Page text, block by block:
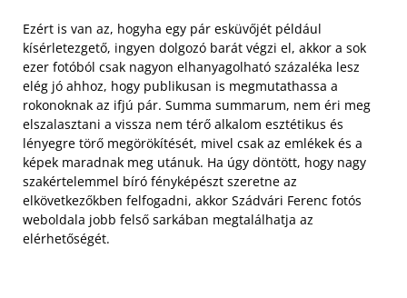
Ezért is van az, hogyha egy pár esküvőjét például
kísérletezgető, ingyen dolgozó barát végzi el, akkor a sok
ezer fotóból csak nagyon elhanyagolható százaléka lesz
elég jó ahhoz, hogy publikusan is megmutathassa a
rokonoknak az ifjú pár. Summa summarum, nem éri meg
elszalasztani a vissza nem térő alkalom esztétikus és
lényegre törő megörökítését, mivel csak az emlékek és a
képek maradnak meg utánuk. Ha úgy döntött, hogy nagy
szakértelemmel bíró fényképészt szeretne az
elkövetkezőkben felfogadni, akkor Szádvári Ferenc fotós
weboldala jobb felső sarkában megtalálhatja az
elérhetőségét.